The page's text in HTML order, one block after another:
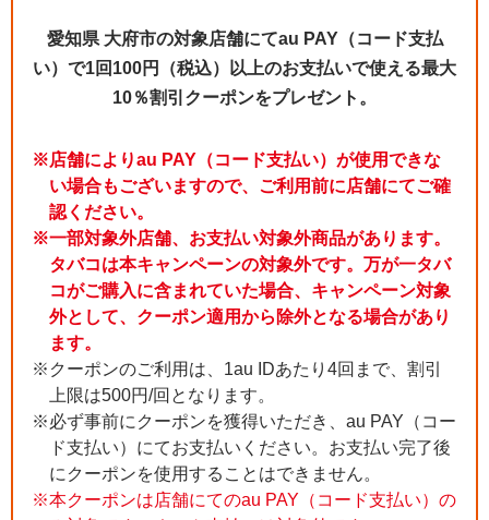
愛知県 大府市の対象店舗にてau PAY（コード支払
い）で1回100円（税込）以上のお支払いで使える最大
10％割引クーポンをプレゼント。
※店舗によりau PAY（コード支払い）が使用できな
い場合もございますので、ご利用前に店舗にてご確
認ください。
※一部対象外店舗、お支払い対象外商品があります。
タバコは本キャンペーンの対象外です。万が一タバ
コがご購入に含まれていた場合、キャンペーン対象
外として、クーポン適用から除外となる場合があり
ます。
※クーポンのご利用は、1au IDあたり4回まで、割引
上限は500円/回となります。
※必ず事前にクーポンを獲得いただき、au PAY（コー
ド支払い）にてお支払いください。お支払い完了後
にクーポンを使用することはできません。
※本クーポンは店舗にてのau PAY（コード支払い）の